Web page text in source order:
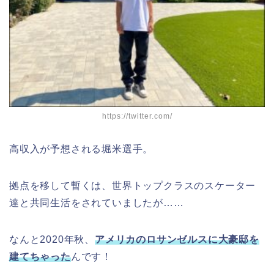
https://twitter.com/
高収入が予想される堀米選手。
拠点を移して暫くは、世界トップクラスのスケーター
達と共同生活をされていましたが……
なんと2020年秋、 アメリカのロサンゼルスに大豪邸を
建てちゃったんです！